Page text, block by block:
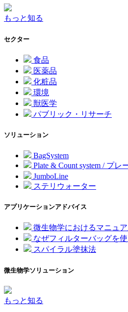
もっと知る
セクター
食品
医薬品
化粧品
環境
獣医学
パブリック・リサーチ
ソリューション
BagSystem
Plate & Count system / プ
JumboLine
ステリウォーター
アプリケーションアドバイス
微生物学におけるマニュ
なぜフィルターバッグを
スパイラル塗抹法
微生物学ソリューション
もっと知る